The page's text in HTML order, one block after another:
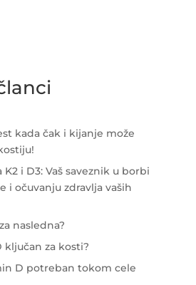
kada čak i kijanje može
i D3: Vaš saveznik u borbi
i očuvanju zdravlja vaših
nasledna?
ključan za kosti?
D potreban tokom cele